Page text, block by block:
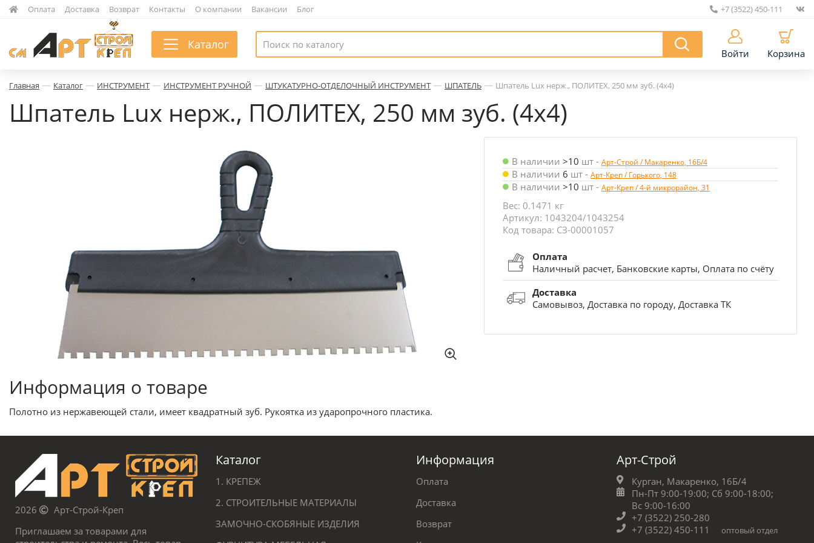
Оплата Доставка Возврат Контакты О компании Вакансии Блог +7 (3522) 450-111
Каталог
Войти Корзина
Главная — Каталог — ИНСТРУМЕНТ — ИНСТРУМЕНТ РУЧНОЙ — ШТУКАТУРНО-ОТДЕЛОЧНЫЙ ИНСТРУМЕНТ — ШПАТЕЛЬ — Шпатель Lux нерж., ПОЛИТЕХ, 250 мм зуб. (4х4)
Шпатель Lux нерж., ПОЛИТЕХ, 250 мм зуб. (4х4)
В наличии >10 шт - Арт-Строй / Макаренко, 16Б/4
В наличии 6 шт - Арт-Креп / Горького, 148
В наличии >10 шт - Арт-Креп / 4-й микрорайон, 31
Вес: 0.1471 кг
Артикул: 1043204/1043254
Код товара: СЗ-00001057
Оплата
Наличный расчет, Банковские карты, Оплата по счёту
Доставка
Самовывоз, Доставка по городу, Доставка ТК
Информация о товаре
Полотно из нержавеющей стали, имеет квадратный зуб. Рукоятка из ударопрочного пластика.
2026
Арт-Строй-Креп
Приглашаем за товарами для
Каталог
1. КРЕПЕЖ
2. СТРОИТЕЛЬНЫЕ МАТЕРИАЛЫ
ЗАМОЧНО-СКОБЯНЫЕ ИЗДЕЛИЯ
Информация
Оплата
Доставка
Возврат
Арт-Строй
Курган, Макаренко, 16Б/4
Пн-Пт 9:00-19:00; Сб 9:00-18:00;
Вс 9:00-16:00
+7 (3522) 250-280
+7 (3522) 450-111
оптовый отдел